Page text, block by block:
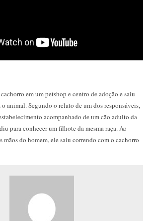
em um petshop e centro de adoção e saiu
animal. Segundo o relato de um dos responsáveis,
acompanhado de um cão adulto da
para conhecer um filhote da mesma raça. Ao
mãos do homem, ele saiu correndo com o cachorro